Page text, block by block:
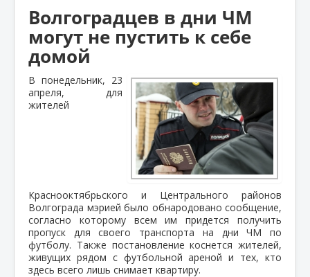
Волгоградцев в дни ЧМ
могут не пустить к себе
домой
В понедельник, 23
апреля, для
жителей
Краснооктябрьского и Центрального районов
Волгограда мэрией было обнародовано сообщение,
согласно которому всем им придется получить
пропуск для своего транспорта на дни ЧМ по
футболу. Также постановление коснется жителей,
живущих рядом с футбольной ареной и тех, кто
здесь всего лишь снимает квартиру.